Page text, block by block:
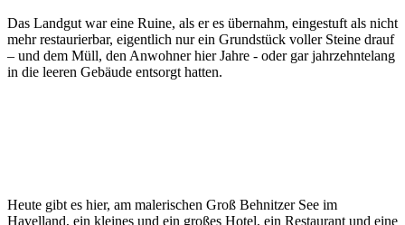
Das Landgut war eine Ruine, als er es übernahm, eingestuft als nicht
mehr restaurierbar, eigentlich nur ein Grundstück voller Steine drauf
– und dem Müll, den Anwohner hier Jahre - oder gar jahrzehntelang
in die leeren Gebäude entsorgt hatten.
Heute gibt es hier, am malerischen Groß Behnitzer See im
Havelland, ein kleines und ein großes Hotel, ein Restaurant und eine